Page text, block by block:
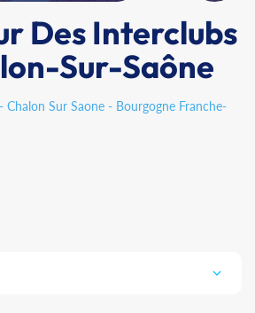
Des Interclubs
Sur-Saône
Chalon Sur Saone - Bourgogne Franche-